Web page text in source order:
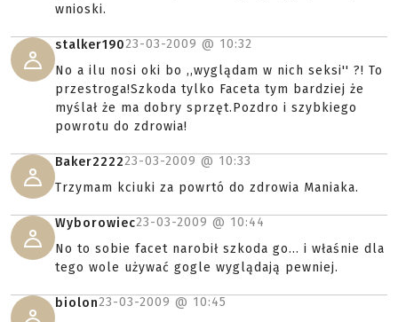
wnioski.
stalker19023-03-2009 @ 10:32
No a ilu nosi oki bo ,,wyglądam w nich seksi'' ?! To
przestroga!Szkoda tylko Faceta tym bardziej że
myślał że ma dobry sprzęt.Pozdro i szybkiego
powrotu do zdrowia!
Baker222223-03-2009 @ 10:33
Trzymam kciuki za powrtó do zdrowia Maniaka.
Wyborowiec23-03-2009 @ 10:44
No to sobie facet narobił szkoda go... i właśnie dla
tego wole używać gogle wyglądają pewniej.
biolon23-03-2009 @ 10:45